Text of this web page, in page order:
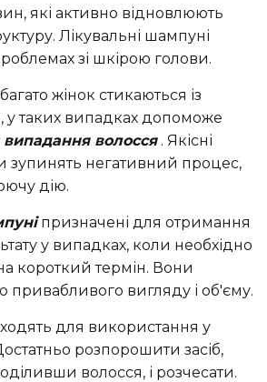
які активно відновлюють
Лікувальні шампуні
зі шкірою голови.
жінок стикаються із
у таких випадках допоможе
волосся. Якісні
зупинять негативний процес,
дію.
призначені для отримання
у випадках, коли необхідно
короткий термін. Вони
привабливого вигляду і об'єму.
для використання у
розпорошити засіб,
волосся, і розчесати.